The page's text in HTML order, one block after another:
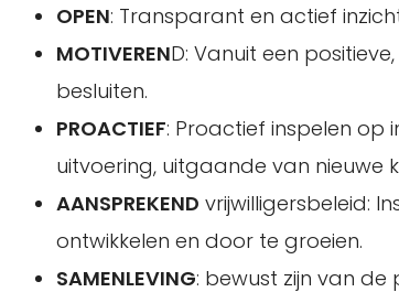
OPEN: Transparant en actief
MOTIVEREND: Vanuit een
besluiten.
PROACTIEF: Proactief inspelen op
uitvoering, uitgaande van nieuwe
AANSPREKEND vrijwilligersbeleid:
ontwikkelen en door te groeien.
SAMENLEVING: bewust zijn van de